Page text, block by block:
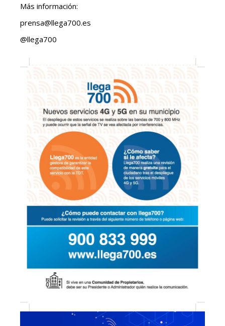
Más información:
prensa@llega700.es
@llega700